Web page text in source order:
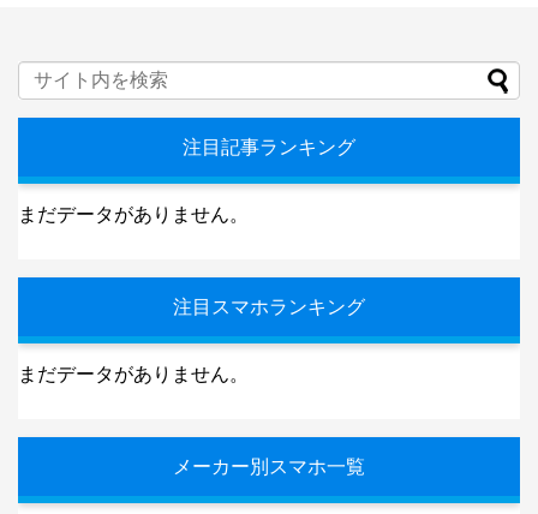
注目記事ランキング
まだデータがありません。
注目スマホランキング
まだデータがありません。
メーカー別スマホ一覧